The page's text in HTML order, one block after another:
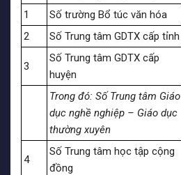
1
Số trường Bổ túc văn hóa
2
Số Trung tâm GDTX cấp tỉnh
3
Số Trung tâm GDTX cấp
huyện
Trong đó: SốTrung tâm Giáo
dục nghề nghiệp – Giáo dục
thường xuyên
4
Số Trung tâm học tập cộng
đồng